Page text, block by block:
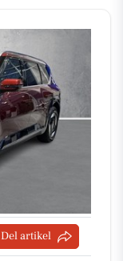
Del artikel